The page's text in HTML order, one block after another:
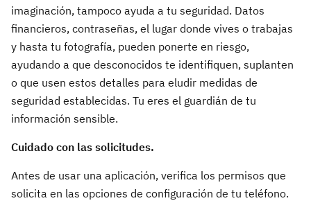
imaginación, tampoco ayuda a tu seguridad. Datos
financieros, contraseñas, el lugar donde vives o trabajas
y hasta tu fotografía, pueden ponerte en riesgo,
ayudando a que desconocidos te identifiquen, suplanten
o que usen estos detalles para eludir medidas de
seguridad establecidas. Tu eres el guardián de tu
información sensible.
Cuidado con las solicitudes.
Antes de usar una aplicación, verifica los permisos que
solicita en las opciones de configuración de tu teléfono.